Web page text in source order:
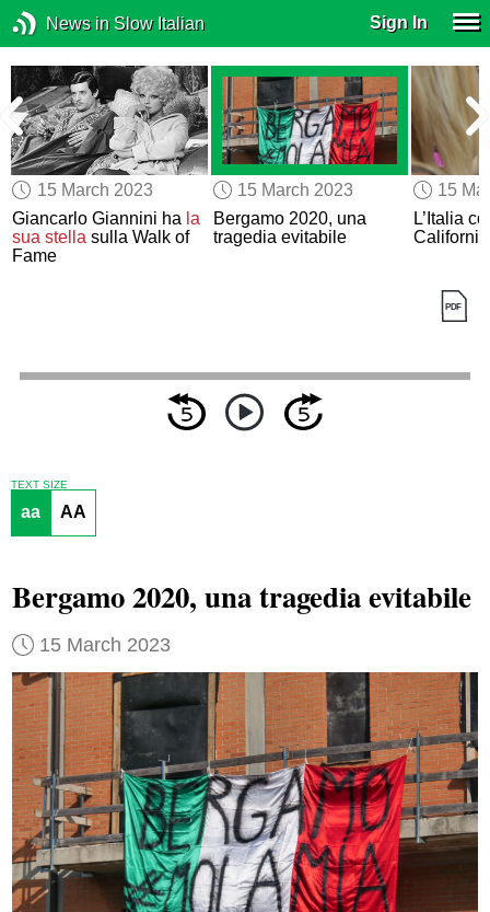
News in Slow Italian Sign In
15 March 2023
Giancarlo Giannini ha la
sua stella sulla Walk of
Fame
15 March 2023
Bergamo 2020, una
tragedia evitabile
15
L’Italia
TEXT SIZE
aa AA
Bergamo 2020, una tragedia evitabile
15 March 2023